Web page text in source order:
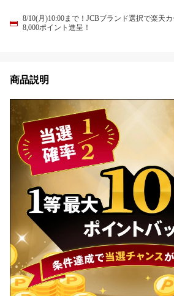
8/10(月)10:00まで！JCBブランド選択で楽天
8,000ポイント進呈！
商品説明